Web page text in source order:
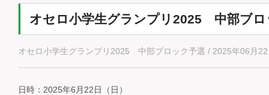
オセロ小学生グランプリ2025 中部ブロ
オセロ小学生グランプリ2025 中部ブロック予選 / 2025年06月
日時：2025年6月22日（日）